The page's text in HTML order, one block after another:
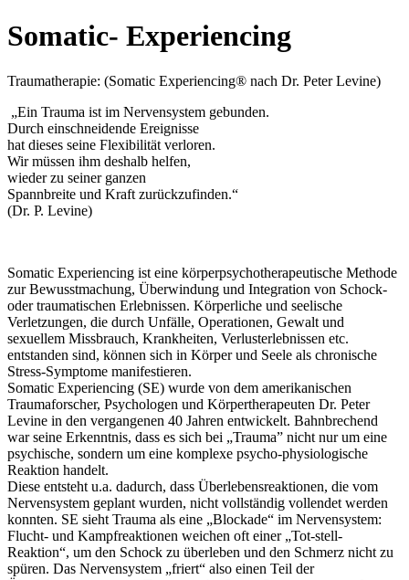
Somatic- Experiencing
Traumatherapie: (Somatic Experiencing® nach Dr. Peter Levine)
„Ein Trauma ist im Nervensystem gebunden.
Durch einschneidende Ereignisse
hat dieses seine Flexibilität verloren.
Wir müssen ihm deshalb helfen,
wieder zu seiner ganzen
Spannbreite und Kraft zurückzufinden.“
(Dr. P. Levine)
Somatic Experiencing ist eine körperpsychotherapeutische Methode
zur Bewusstmachung, Überwindung und Integration von Schock-
oder traumatischen Erlebnissen. Körperliche und seelische
Verletzungen, die durch Unfälle, Operationen, Gewalt und
sexuellem Missbrauch, Krankheiten, Verlusterlebnissen etc.
entstanden sind, können sich in Körper und Seele als chronische
Stress-Symptome manifestieren.
Somatic Experiencing (SE) wurde von dem amerikanischen
Traumaforscher, Psychologen und Körpertherapeuten Dr. Peter
Levine in den vergangenen 40 Jahren entwickelt. Bahnbrechend
war seine Erkenntnis, dass es sich bei „Trauma” nicht nur um eine
psychische, sondern um eine komplexe psycho-physiologische
Reaktion handelt.
Diese entsteht u.a. dadurch, dass Überlebensreaktionen, die vom
Nervensystem geplant wurden, nicht vollständig vollendet werden
konnten. SE sieht Trauma als eine „Blockade“ im Nervensystem:
Flucht- und Kampfreaktionen weichen oft einer „Tot-stell-
Reaktion“, um den Schock zu überleben und den Schmerz nicht zu
spüren. Das Nervensystem „friert“ also einen Teil der